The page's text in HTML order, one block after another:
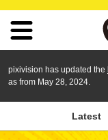
pixivision has updated the
as from May 28, 2024.
Latest